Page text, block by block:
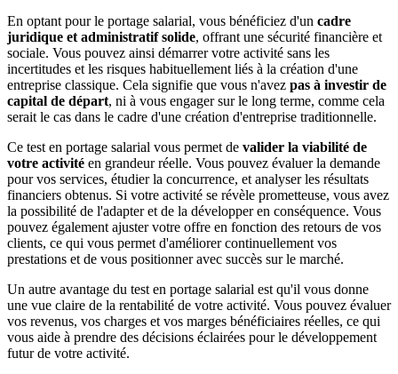
En optant pour le portage salarial, vous bénéficiez d'un cadre
juridique et administratif solide, offrant une sécurité financière et
sociale. Vous pouvez ainsi démarrer votre activité sans les
incertitudes et les risques habituellement liés à la création d'une
entreprise classique. Cela signifie que vous n'avez pas à investir de
capital de départ, ni à vous engager sur le long terme, comme cela
serait le cas dans le cadre d'une création d'entreprise traditionnelle.
Ce test en portage salarial vous permet de valider la viabilité de
votre activité en grandeur réelle. Vous pouvez évaluer la demande
pour vos services, étudier la concurrence, et analyser les résultats
financiers obtenus. Si votre activité se révèle prometteuse, vous avez
la possibilité de l'adapter et de la développer en conséquence. Vous
pouvez également ajuster votre offre en fonction des retours de vos
clients, ce qui vous permet d'améliorer continuellement vos
prestations et de vous positionner avec succès sur le marché.
Un autre avantage du test en portage salarial est qu'il vous donne
une vue claire de la rentabilité de votre activité. Vous pouvez évaluer
vos revenus, vos charges et vos marges bénéficiaires réelles, ce qui
vous aide à prendre des décisions éclairées pour le développement
futur de votre activité.